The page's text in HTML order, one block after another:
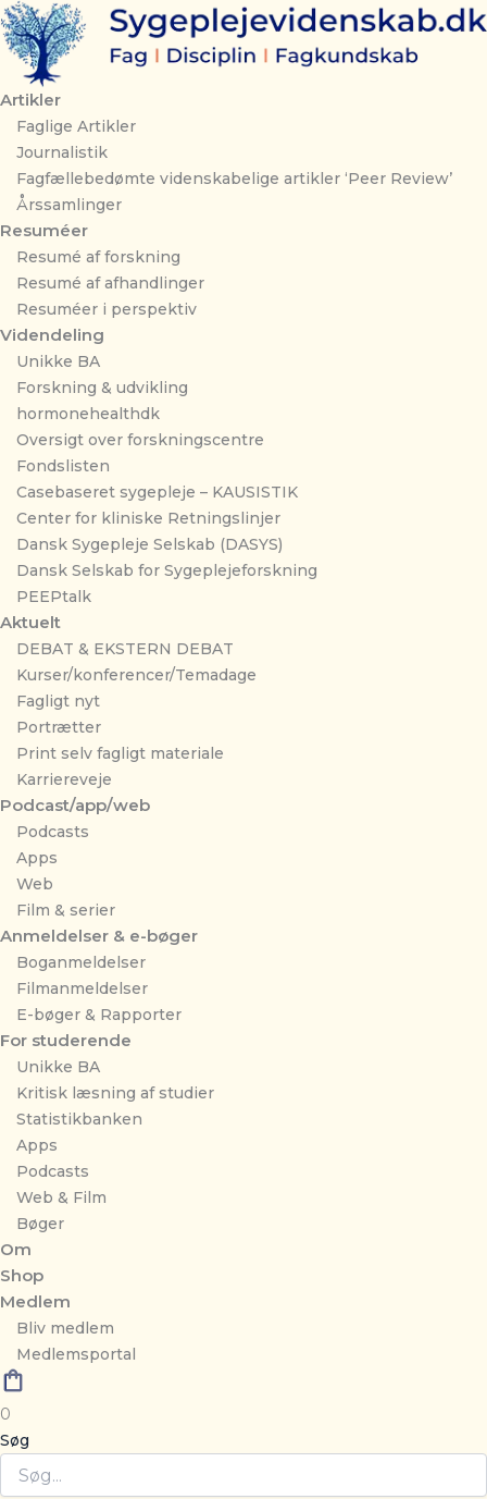
Gå
til
indholdet
Artikler
Faglige Artikler
Journalistik
Fagfællebedømte videnskabelige artikler ‘Peer Review’
Årssamlinger
Resuméer
Resumé af forskning
Resumé af afhandlinger
Resuméer i perspektiv
Videndeling
Unikke BA
Forskning & udvikling
hormonehealthdk
Oversigt over forskningscentre
Fondslisten
Casebaseret sygepleje – KAUSISTIK
Center for kliniske Retningslinjer
Dansk Sygepleje Selskab (DASYS)
Dansk Selskab for Sygeplejeforskning
PEEPtalk
Aktuelt
DEBAT & EKSTERN DEBAT
Kurser/konferencer/Temadage
Fagligt nyt
Portrætter
Print selv fagligt materiale
Karriereveje
Podcast/app/web
Podcasts
Apps
Web
Film & serier
Anmeldelser & e-bøger
Boganmeldelser
Filmanmeldelser
E-bøger & Rapporter
For studerende
Unikke BA
Kritisk læsning af studier
Statistikbanken
Apps
Podcasts
Web & Film
Bøger
Om
Shop
Medlem
Bliv medlem
Medlemsportal
0
Søg